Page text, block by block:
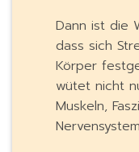
Dann ist die
dass sich
Körper
wütet nicht
Muskeln,